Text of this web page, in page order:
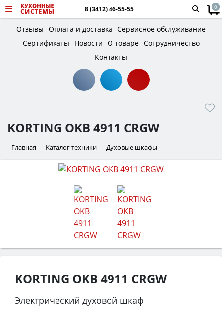
8 (3412) 46-55-55 0
Отзывы Оплата и доставка Сервисное обслуживание
Сертификаты
Новости О товаре Сотрудничество
Контакты
KORTING OKB 4911 CRGW
Главная Каталог техники Духовые шкафы
KORTING OKB 4911 CRGW
Электрический духовой шкаф